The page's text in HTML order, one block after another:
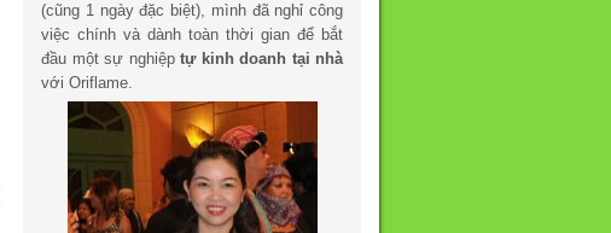
(cũng 1 ngày đặc biệt), mình đã nghỉ công
việc chính và dành toàn thời gian để bắt
đầu một sự nghiệp tự kinh doanh tại nhà
với Oriflame.